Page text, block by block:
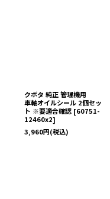
クボタ 純正 管理機用
車軸オイルシール 2個セッ
ト ※要適合確認 [60751-
12460x2]
3,960円(税込)